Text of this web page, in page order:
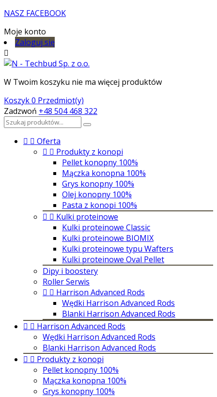
NASZ FACEBOOK
Moje konto
Zaloguj się

W Twoim koszyku nie ma więcej produktów
Koszyk0 Przedmiot(y)
Zadzwoń +48 504 468 322
  Oferta
  Produkty z konopi
Pellet konopny 100%
Mączka konopna 100%
Grys konopny 100%
Olej konopny 100%
Pasta z konopi 100%
  Kulki proteinowe
Kulki proteinowe Classic
Kulki proteinowe BIOMIX
Kulki proteinowe typu Wafters
Kulki proteinowe Oval Pellet
Dipy i boostery
Roller Serwis
  Harrison Advanced Rods
Wędki Harrison Advanced Rods
Blanki Harrison Advanced Rods
  Harrison Advanced Rods
Wędki Harrison Advanced Rods
Blanki Harrison Advanced Rods
  Produkty z konopi
Pellet konopny 100%
Mączka konopna 100%
Grys konopny 100%